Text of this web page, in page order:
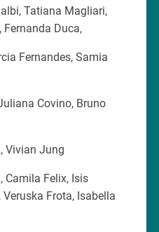
Tatiana Magliari,
Duca,
Fernandes, Samia
Covino, Bruno
Vivian Jung
Camila Felix, Isis
Frota, Isabella